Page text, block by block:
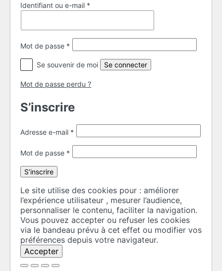
Identifiant ou e-mail *
Mot de passe *
Se souvenir de moi Se connecter
Mot de passe perdu ?
S’inscrire
Adresse e-mail *
Mot de passe *
S’inscrire
Le site utilise des cookies pour : améliorer
l’expérience utilisateur , mesurer l’audience,
personnaliser le contenu, faciliter la navigation.
Vous pouvez accepter ou refuser les cookies
via le bandeau prévu à cet effet ou modifier vos
préférences depuis votre navigateur.
Accepter